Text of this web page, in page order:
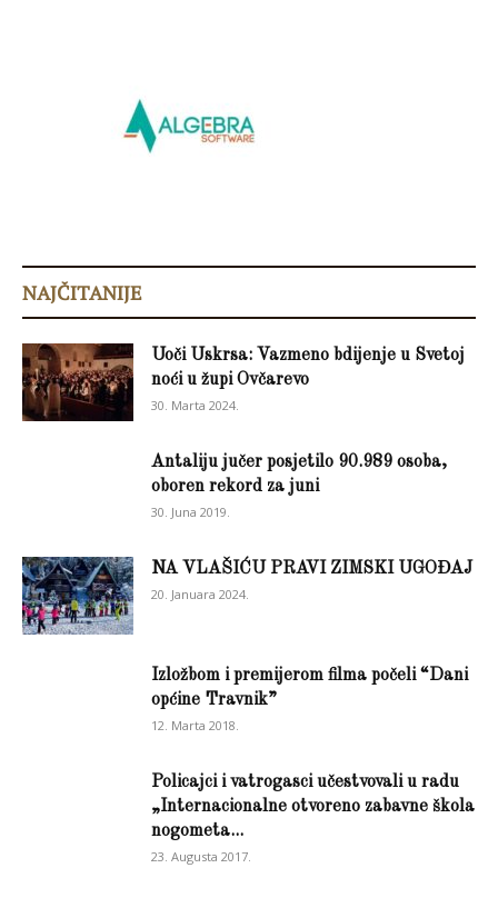
NAJČITANIJE
Uoči Uskrsa: Vazmeno bdijenje u Svetoj
noći u župi Ovčarevo
30. Marta 2024.
Antaliju jučer posjetilo 90.989 osoba,
oboren rekord za juni
30. Juna 2019.
NA VLAŠIĆU PRAVI ZIMSKI UGOĐAJ
20. Januara 2024.
Izložbom i premijerom filma počeli “Dani
općine Travnik”
12. Marta 2018.
Policajci i vatrogasci učestvovali u radu
„Internacionalne otvoreno zabavne škola
nogometa...
23. Augusta 2017.